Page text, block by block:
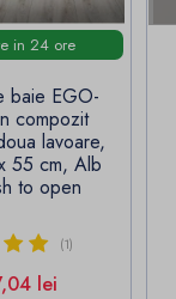
in 24 ore
baie EGO-
compozit
lavoare,
55 cm, Alb
to open
(1)
lei